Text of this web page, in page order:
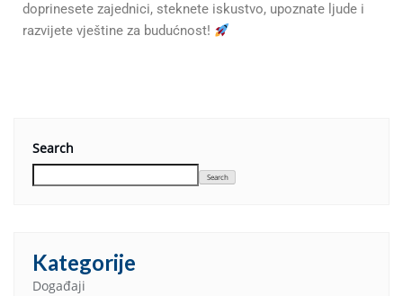
doprinesete zajednici, steknete iskustvo, upoznate ljude i
razvijete vještine za budućnost!
Search
Search
Kategorije
Događaji